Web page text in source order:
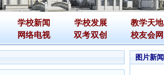
学校新闻 学校发展 教学天地
网络电视 双考双创 校友会网
图片新闻